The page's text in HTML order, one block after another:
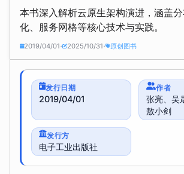
本书深入解析云原生架构演进，涵盖
化、服务网格等核心技术与实践。
2019/04/01 • 2025/10/31 • 原创图书
发行日期
2019/04/01
作者
张亮、吴
敖小剑
发行方
电子工业出版社